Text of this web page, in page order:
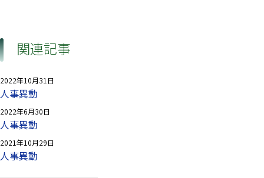
関連記事
2022年10月31日
人事異動
2022年6月30日
人事異動
2021年10月29日
人事異動